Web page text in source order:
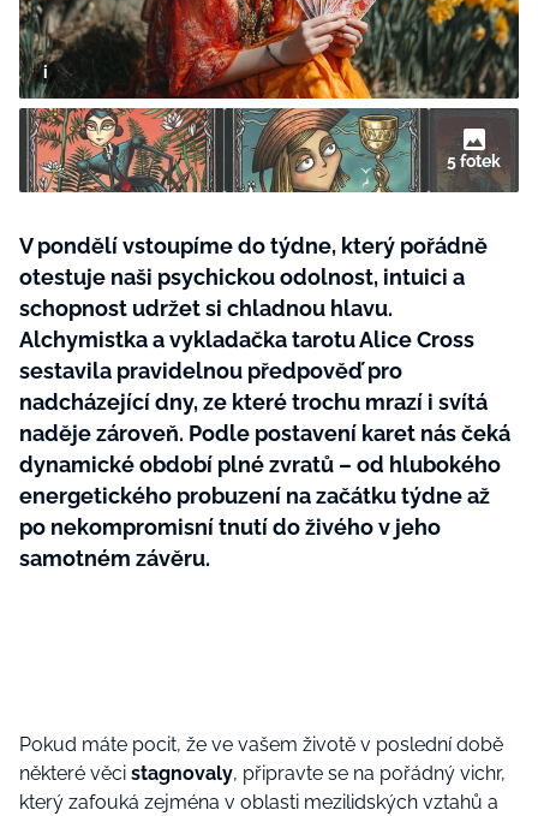
Rady a tipy
SVĚT ŽENY - 599 KČ
ROČNÍ PŘEDPLATNÉ SVĚT ŽENY +
SADA PRODUKTŮ MANA (10 ks)
5 fotek
V pondělí vstoupíme do týdne, který pořádně
otestuje naši psychickou odolnost, intuici a
schopnost udržet si chladnou hlavu.
Alchymistka a vykladačka tarotu Alice Cross
sestavila pravidelnou předpověď pro
nadcházející dny, ze které trochu mrazí i svítá
naděje zároveň. Podle postavení karet nás čeká
dynamické období plné zvratů – od hlubokého
energetického probuzení na začátku týdne až
po nekompromisní tnutí do živého v jeho
samotném závěru.
Pokud máte pocit, že ve vašem životě v poslední době
některé věci stagnovaly, připravte se na pořádný vichr,
který zafouká zejména v oblasti mezilidských vztahů a